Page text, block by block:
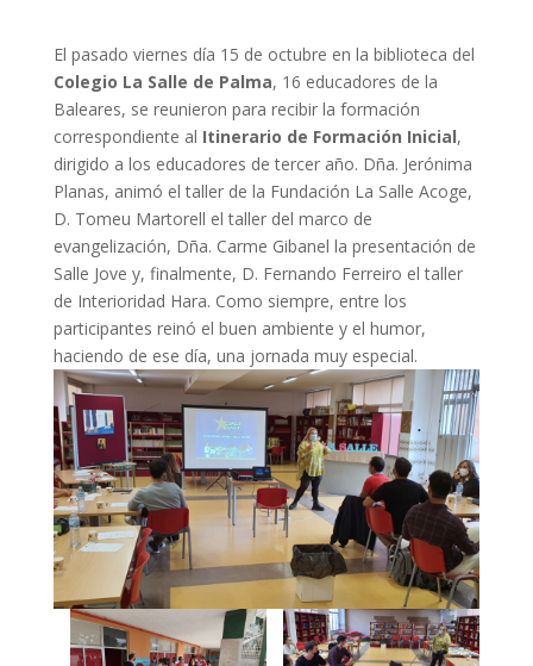
El pasado viernes día 15 de octubre en la biblioteca del
Colegio La Salle de Palma, 16 educadores de la
Baleares, se reunieron para recibir la formación
correspondiente al Itinerario de Formación Inicial,
dirigido a los educadores de tercer año. Dña. Jerónima
Planas, animó el taller de la Fundación La Salle Acoge,
D. Tomeu Martorell el taller del marco de
evangelización, Dña. Carme Gibanel la presentación de
Salle Jove y, finalmente, D. Fernando Ferreiro el taller
de Interioridad Hara. Como siempre, entre los
participantes reinó el buen ambiente y el humor,
haciendo de ese día, una jornada muy especial.